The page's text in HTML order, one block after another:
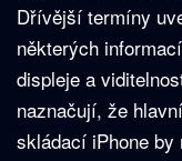
Dřívější termíny
některých
displeje a
naznačují, že
skládací iPhone by